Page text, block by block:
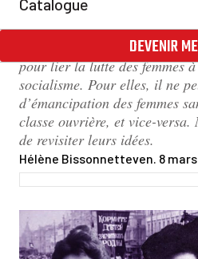
Kollontaï, entre autres,
pertinence aujourd’hui.
grandes dirigeantes
pour lier la lutte des femmes
socialisme. Pour elles, il ne
d’émancipation des femmes
classe ouvrière, et vice-
de revisiter leurs idées.
Hélène Bissonnetteven. 8